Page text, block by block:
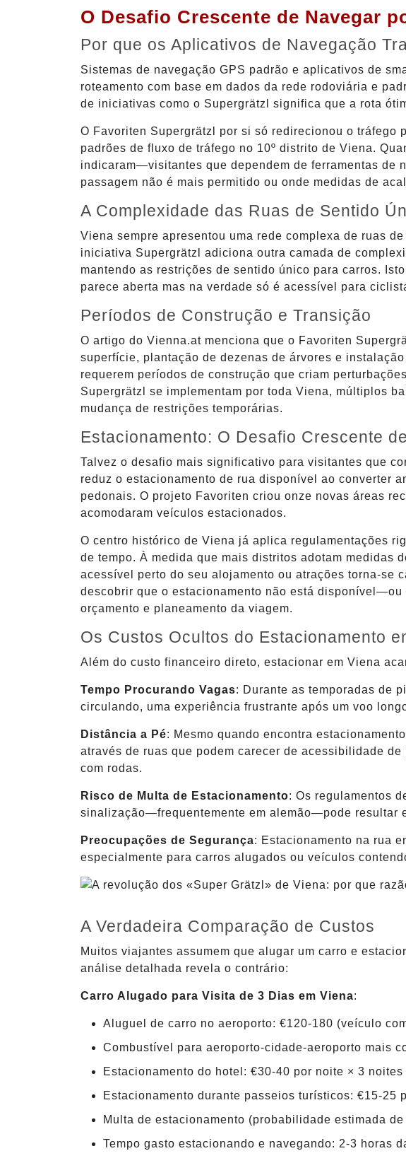
O Desafio Crescente de Navegar
Por que os Aplicativos de Navegação
Sistemas de navegação GPS padrão e aplicativos de
roteamento com base em dados da rede rodoviária e
de iniciativas como o Supergrätzl significa que a rota
O Favoriten Supergrätzl por si só redirecionou o tráfego
padrões de fluxo de tráfego no 10º distrito de Viena.
indicaram—visitantes que dependem de ferramentas de
passagem não é mais permitido ou onde medidas de
A Complexidade das Ruas de Sentido
Viena sempre apresentou uma rede complexa de ruas
iniciativa Supergrätzl adiciona outra camada de
mantendo as restrições de sentido único para carros.
parece aberta mas na verdade só é acessível para
Períodos de Construção e Transição
O artigo do Vienna.at menciona que o Favoriten
superfície, plantação de dezenas de árvores e
requerem períodos de construção que criam
Supergrätzl se implementam por toda Viena, múltiplos
mudança de restrições temporárias.
Estacionamento: O Desafio Crescente
Talvez o desafio mais significativo para visitantes que
reduz o estacionamento de rua disponível ao converter
pedonais. O projeto Favoriten criou onze novas áreas
acomodaram veículos estacionados.
O centro histórico de Viena já aplica regulamentações
de tempo. À medida que mais distritos adotam medidas
acessível perto do seu alojamento ou atrações torna-se
descobrir que o estacionamento não está
orçamento e planeamento da viagem.
Os Custos Ocultos do Estacionamento
Além do custo financeiro direto, estacionar em Viena
Tempo Procurando Vagas: Durante as temporadas de
circulando, uma experiência frustrante após um voo
Distância a Pé: Mesmo quando encontra
através de ruas que podem carecer de acessibilidade
com rodas.
Risco de Multa de Estacionamento: Os regulamentos
sinalização—frequentemente em alemão—pode resultar
Preocupações de Segurança: Estacionamento na rua
especialmente para carros alugados ou veículos
A Verdadeira Comparação de Custos
Muitos viajantes assumem que alugar um carro e
análise detalhada revela o contrário:
Carro Alugado para Visita de 3 Dias em Viena:
Aluguel de carro no aeroporto: €120-180 (veículo
Combustível para aeroporto-cidade-aeroporto mais
Estacionamento do hotel: €30-40 por noite × 3 noites
Estacionamento durante passeios turísticos: €15-25
Multa de estacionamento (probabilidade estimada
Tempo gasto estacionando e navegando: 2-3 horas